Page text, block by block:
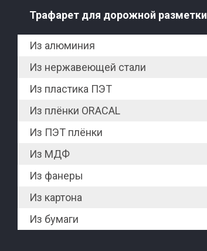
Трафарет для дорожной разметки
Из алюминия
Из нержавеющей стали
Из пластика ПЭТ
Из плёнки ORACAL
Из ПЭТ плёнки
Из МДФ
Из фанеры
Из картона
Из бумаги